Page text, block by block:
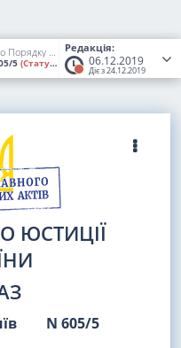
Редакція:
06.12.2019
Діє з 24.12.2019
Про затвердження Змін до Порядку контролю за діяльністю арбітражних керуючих (розпорядників майна, керуючих санацією, ліквідаторів)
5 (Статус: Втратив чинність)
ЮСТИЦІЇ
N 605/5